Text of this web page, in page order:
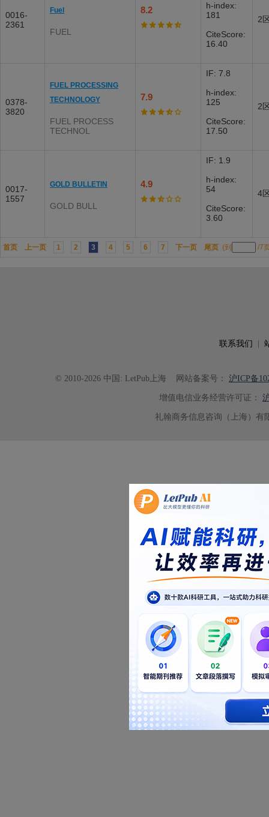
0016-
2361
Fuel
FUEL
8.2
h-index:
181
CiteScore:
16.40
2
0378-
3820
FUEL PROCESSING
TECHNOLOGY
FUEL PROCESS
TECHNOL
7.9
IF: 7.8
h-index:
125
CiteScore:
17.50
2
0017-
1557
GOLD BULLETIN
GOLD BULL
4.9
IF: 1.9
h-index:
54
CiteScore:
3.60
4
首页 上一页 1 2 3 4 5 6 7 下一页 尾页 (到 /7
联系我们
© 2010-2026 中国: LetPub上海 网站备案号： 沪ICP备
增值电信业务经营许可证：
礼翰商务信息咨询（上海）